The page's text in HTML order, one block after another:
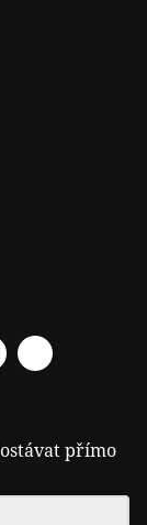
TelegramOdysee
přímo